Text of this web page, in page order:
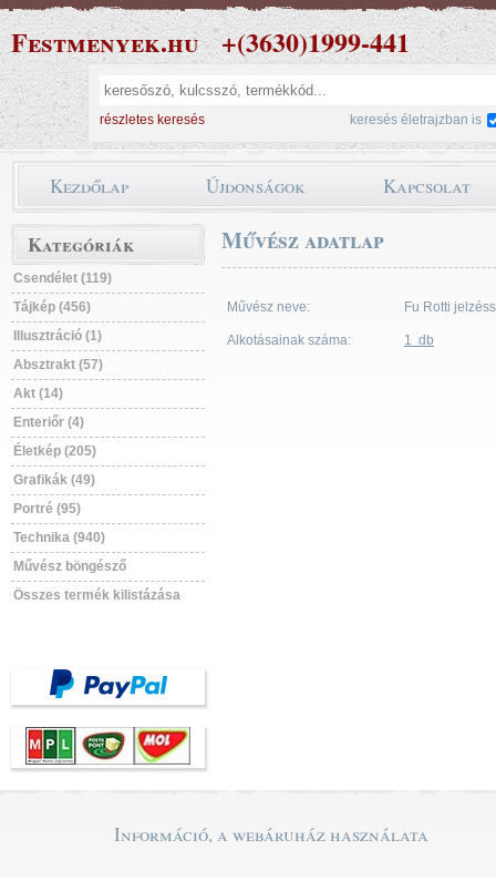
Festmenyek.hu +(3630)1999-441
részletes keresés keresés életrajzban is
Kezdőlap Újdonságok Kapcsolat
Kategóriák
Csendélet (119)
Tájkép (456)
Illusztráció (1)
Absztrakt (57)
Akt (14)
Enteriőr (4)
Életkép (205)
Grafikák (49)
Portré (95)
Technika (940)
Művész böngésző
Összes termék kilistázása
Művész adatlap
Művész neve: Fu Rotti
Alkotásainak száma: 1 db
Információ, a webáruház használata